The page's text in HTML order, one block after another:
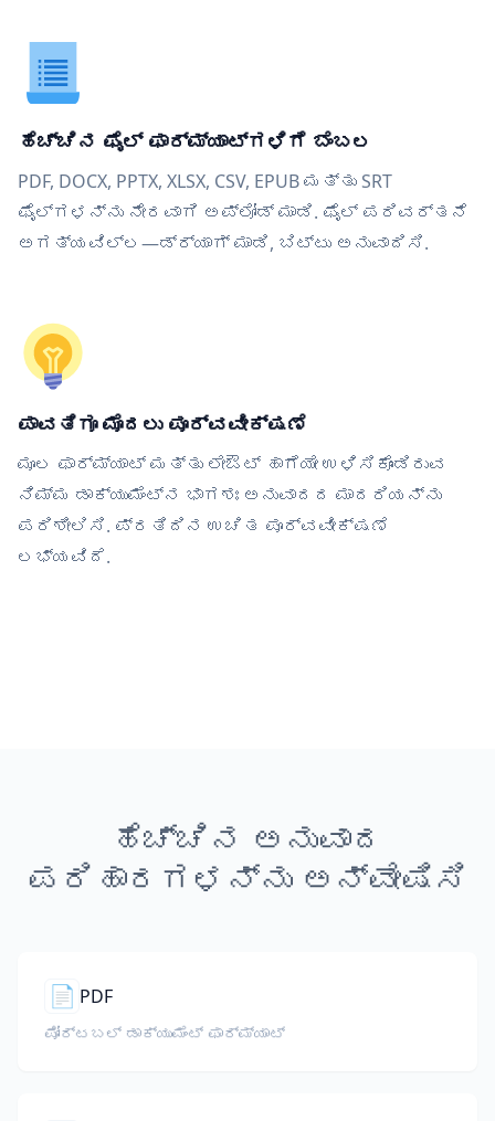
ಹೆಚ್ಚಿನ ಫೈಲ್ ಫಾರ್ಮ್ಯಾಟ್‌ಗಳಿಗೆ ಬೆಂಬಲ
PDF, DOCX, PPTX, XLSX, CSV, EPUB ಮತ್ತು SRT
ಫೈಲ್‌ಗಳನ್ನು ನೇರವಾಗಿ ಅಪ್ಲೋಡ್ ಮಾಡಿ. ಫೈಲ್ ಪರಿವರ್ತನೆ
ಅಗತ್ಯವಿಲ್ಲ—ಡ್ರ್ಯಾಗ್ ಮಾಡಿ, ಬಿಟ್ಟು ಅನುವಾದಿಸಿ.
ಪಾವತಿಗೂ ಮೊದಲು ಪೂರ್ವವೀಕ್ಷಣೆ
ಮೂಲ ಫಾರ್ಮ್ಯಾಟ್ ಮತ್ತು ಲೇಔಟ್ ಹಾಗೆಯೇ ಉಳಿಸಿಕೊಂಡಿರುವ
ನಿಮ್ಮ ಡಾಕ್ಯುಮೆಂಟ್‌ನ ಭಾಗಶಃ ಅನುವಾದದ ಮಾದರಿಯನ್ನು
ಪರಿಶೀಲಿಸಿ. ಪ್ರತಿದಿನ ಉಚಿತ ಪೂರ್ವವೀಕ್ಷಣೆ
ಲಭ್ಯವಿದೆ.
ಹೆಚ್ಚಿನ ಅನುವಾದ
ಪರಿಹಾರಗಳನ್ನು ಅನ್ವೇಷಿಸಿ
📄 PDF
ಪೋರ್ಟಬಲ್ ಡಾಕ್ಯುಮೆಂಟ್ ಫಾರ್ಮ್ಯಾಟ್